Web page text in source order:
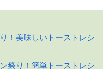
！美味しいトーストレシ
祭り！簡単トーストレシ